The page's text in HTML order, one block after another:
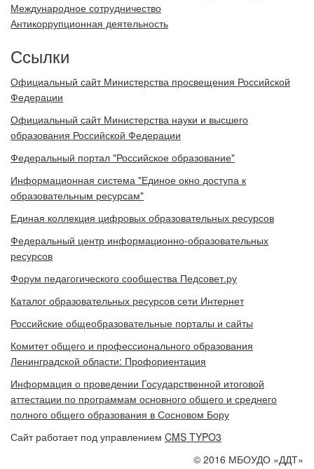
Международное сотрудничество
Антикоррупционная деятельность
Ссылки
Официальный сайт Министерства просвещения Российской
Федерации
Официальный сайт Министерства науки и высшего
образования Российской Федерации
Федеральный портал "Российское образование"
Информационная система "Единое окно доступа к
образовательным ресурсам"
Единая коллекция цифровых образовательных ресурсов
Федеральный центр информационно-образовательных
ресурсов
Форум педагогического сообщества Педсовет.ру
Каталог образовательных ресурсов сети Интернет
Российские общеобразовательные порталы и сайты
Комитет общего и профессионального образования
Ленинградской области: Профориентация
Информация о проведении Государственной итоговой
аттестации по программам основного общего и среднего
полного общего образования в Сосновом Бору
Сайт работает под управлением CMS TYPO3
© 2016 МБОУДО «ДДТ»